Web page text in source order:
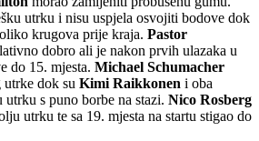
utrku i nisu uspjela osvojiti bodove dok
krugova prije kraja. Pastor
dobro ali je nakon prvih ulazaka u
do 15. mjesta. Michael Schumacher
dok su Kimi Raikkonen i oba
s puno borbe na stazi. Nico Rosberg
utrku te sa 19. mjesta na startu stigao do